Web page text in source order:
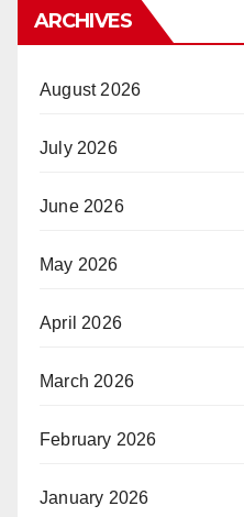
ARCHIVES
August 2026
July 2026
June 2026
May 2026
April 2026
March 2026
February 2026
January 2026